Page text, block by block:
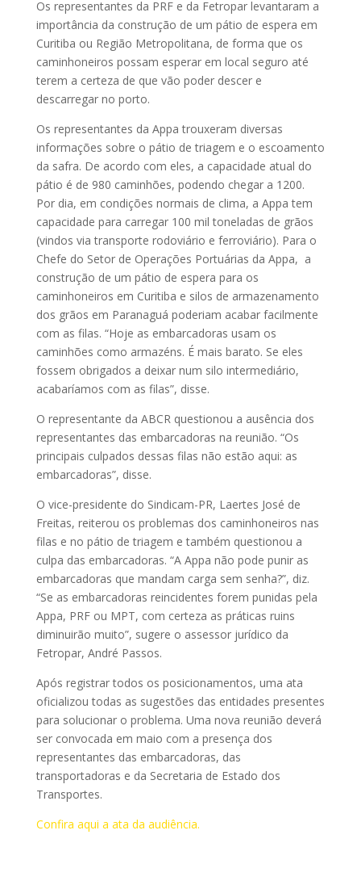
Os representantes da PRF e da Fetropar levantaram a
importância da construção de um pátio de espera em
Curitiba ou Região Metropolitana, de forma que os
caminhoneiros possam esperar em local seguro até
terem a certeza de que vão poder descer e
descarregar no porto.
Os representantes da Appa trouxeram diversas
informações sobre o pátio de triagem e o escoamento
da safra. De acordo com eles, a capacidade atual do
pátio é de 980 caminhões, podendo chegar a 1200.
Por dia, em condições normais de clima, a Appa tem
capacidade para carregar 100 mil toneladas de grãos
(vindos via transporte rodoviário e ferroviário). Para o
Chefe do Setor de Operações Portuárias da Appa, a
construção de um pátio de espera para os
caminhoneiros em Curitiba e silos de armazenamento
dos grãos em Paranaguá poderiam acabar facilmente
com as filas. “Hoje as embarcadoras usam os
caminhões como armazéns. É mais barato. Se eles
fossem obrigados a deixar num silo intermediário,
acabaríamos com as filas”, disse.
O representante da ABCR questionou a ausência dos
representantes das embarcadoras na reunião. “Os
principais culpados dessas filas não estão aqui: as
embarcadoras”, disse.
O vice-presidente do Sindicam-PR, Laertes José de
Freitas, reiterou os problemas dos caminhoneiros nas
filas e no pátio de triagem e também questionou a
culpa das embarcadoras. “A Appa não pode punir as
embarcadoras que mandam carga sem senha?”, diz.
“Se as embarcadoras reincidentes forem punidas pela
Appa, PRF ou MPT, com certeza as práticas ruins
diminuirão muito”, sugere o assessor jurídico da
Fetropar, André Passos.
Após registrar todos os posicionamentos, uma ata
oficializou todas as sugestões das entidades presentes
para solucionar o problema. Uma nova reunião deverá
ser convocada em maio com a presença dos
representantes das embarcadoras, das
transportadoras e da Secretaria de Estado dos
Transportes.
Confira aqui a ata da audiência.